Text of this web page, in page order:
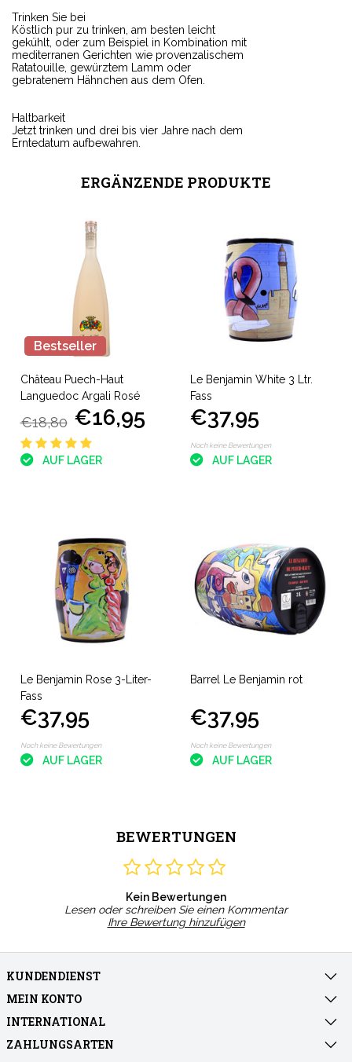
Trinken Sie bei
Köstlich pur zu trinken, am besten leicht
gekühlt, oder zum Beispiel in Kombination mit
mediterranen Gerichten wie provenzalischem
Ratatouille, gewürztem Lamm oder
gebratenem Hähnchen aus dem Ofen.
Haltbarkeit
Jetzt trinken und drei bis vier Jahre nach dem
Erntedatum aufbewahren.
ERGÄNZENDE PRODUKTE
Bestseller
Château Puech-Haut
Languedoc Argali Rosé
€18,80 €16,95
AUF LAGER
Le Benjamin White 3 Ltr.
Fass
€37,95
Noch keine Bewertungen
AUF LAGER
Le Benjamin Rose 3-Liter-
Fass
€37,95
Noch keine Bewertungen
AUF LAGER
Barrel Le Benjamin rot
€37,95
Noch keine Bewertungen
AUF LAGER
BEWERTUNGEN
Kein Bewertungen
Lesen oder schreiben Sie einen Kommentar
Ihre Bewertung hinzufügen
KUNDENDIENST
MEIN KONTO
INTERNATIONAL
ZAHLUNGSARTEN